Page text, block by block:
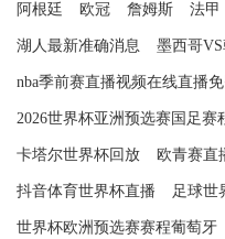
阿根廷 欧冠 詹姆斯 法甲
湖人最新准确消息 墨西哥
nba季前赛直播视频在线直播
2026世界杯亚洲预选赛国足赛
卡塔尔世界杯回放 欧青赛直
抖音体育世界杯直播 足球世
世界杯欧洲预选赛赛程葡萄牙